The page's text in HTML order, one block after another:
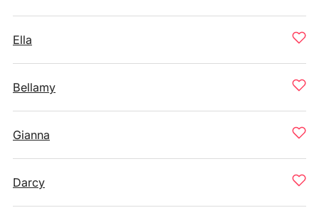
Ella
Bellamy
Gianna
Darcy